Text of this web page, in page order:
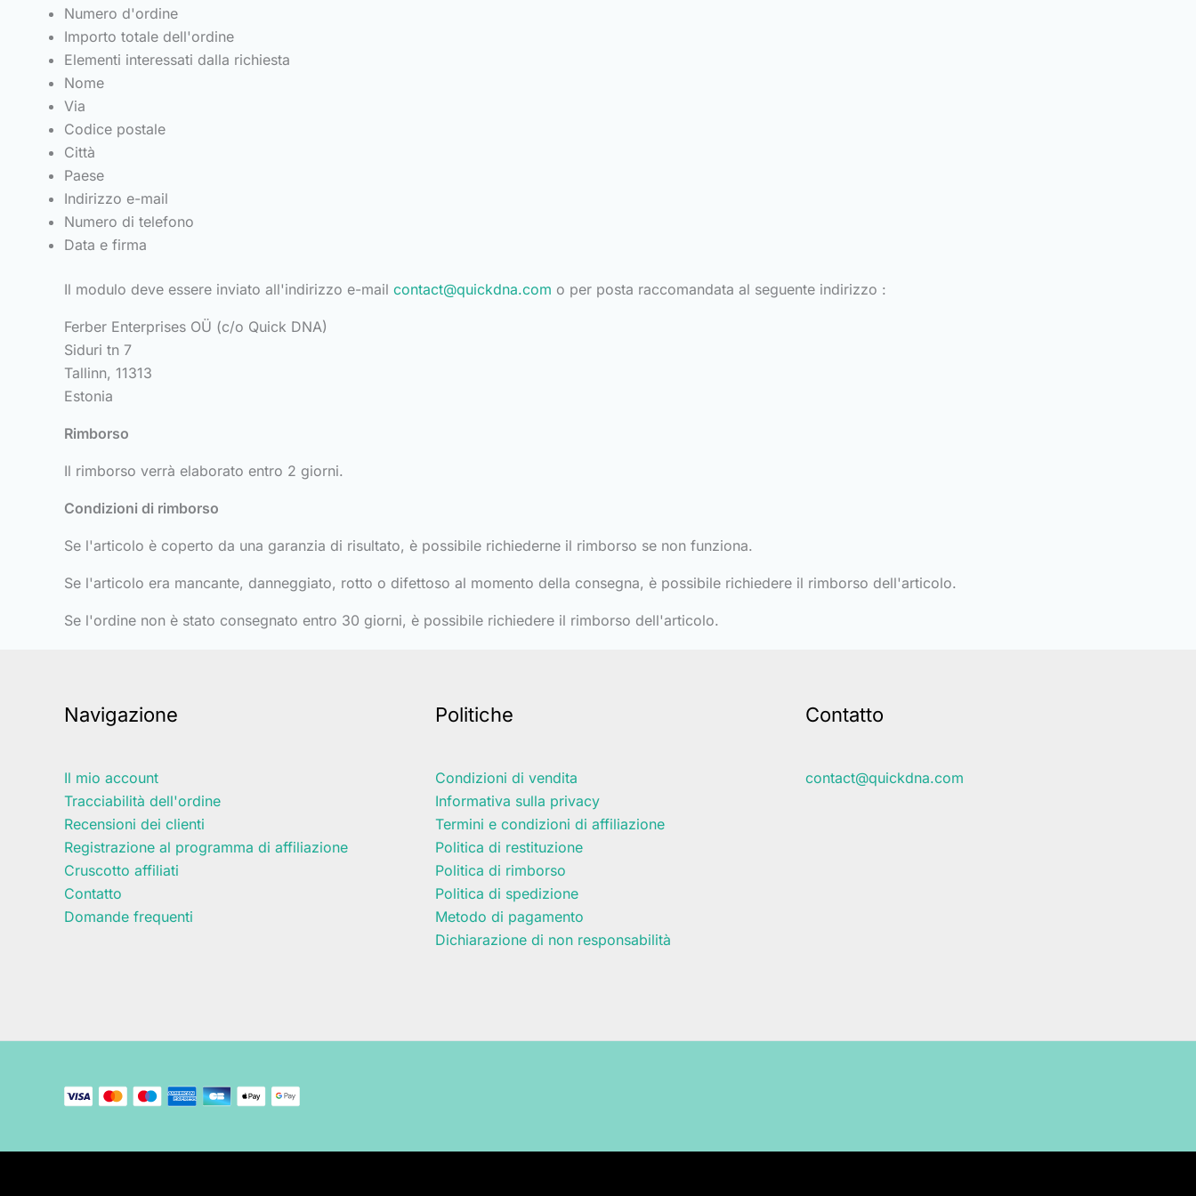
Numero d'ordine
Importo totale dell'ordine
Elementi interessati dalla richiesta
Nome
Via
Codice postale
Città
Paese
Indirizzo e-mail
Numero di telefono
Data e firma
Il modulo deve essere inviato all'indirizzo e-mail contact@quickdna.com o per posta raccomandata al seguente indirizzo :
Ferber Enterprises OÜ (c/o Quick DNA)
Siduri tn 7
Tallinn, 11313
Estonia
Rimborso
Il rimborso verrà elaborato entro 2 giorni.
Condizioni di rimborso
Se l'articolo è coperto da una garanzia di risultato, è possibile richiederne il rimborso se non funziona.
Se l'articolo era mancante, danneggiato, rotto o difettoso al momento della consegna, è possibile richiedere il rimborso dell'articolo.
Se l'ordine non è stato consegnato entro 30 giorni, è possibile richiedere il rimborso dell'articolo.
Navigazione
Il mio account
Tracciabilità dell'ordine
Recensioni dei clienti
Registrazione al programma di affiliazione
Cruscotto affiliati
Contatto
Domande frequenti
Politiche
Condizioni di vendita
Informativa sulla privacy
Termini e condizioni di affiliazione
Politica di restituzione
Politica di rimborso
Politica di spedizione
Metodo di pagamento
Dichiarazione di non responsabilità
Contatto
contact@quickdna.com